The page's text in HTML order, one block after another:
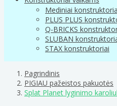
Mediniai
PLUS PLUS
Q-BRICKS
SLUBAN
STAX konstruktoriai
Pagrindinis
PIGIAU pažeistos pakuotės
Splat Planet lyginimo